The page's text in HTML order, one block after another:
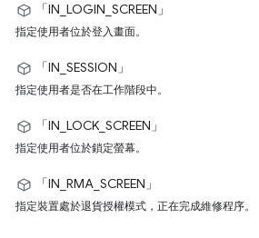
「IN_LOGIN_SCREEN」
指定使用者位於登入畫面。
「IN_SESSION」
指定使用者是否在工作階段中。
「IN_LOCK_SCREEN」
指定使用者位於鎖定螢幕。
「IN_RMA_SCREEN」
指定裝置處於退貨授權模式，正在完成維修程序。